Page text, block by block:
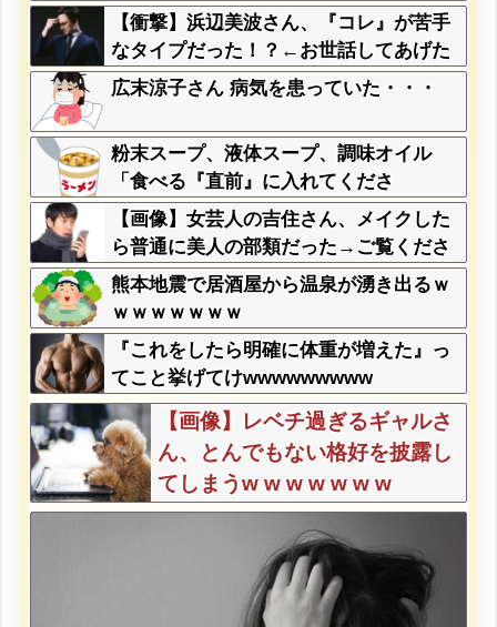
れさぁ
【衝撃】浜辺美波さん、『コレ』が苦手
なタイプだった！？←お世話してあげた
い弱男が大量沸きしてしまうw w w w w
広末涼子さん 病気を患っていた・・・
粉末スープ、液体スープ、調味オイル
「食べる『直前』に入れてくださ
い！！」
【画像】女芸人の吉住さん、メイクした
ら普通に美人の部類だった→ご覧くださ
いw w w w w w w w
熊本地震で居酒屋から温泉が湧き出るｗ
ｗｗｗｗｗｗｗ
『これをしたら明確に体重が増えた』っ
てこと挙げてけwwwwwwwww
【画像】レベチ過ぎるギャルさ
ん、とんでもない格好を披露し
てしまうw w w w w w w